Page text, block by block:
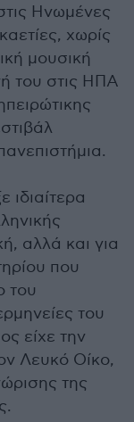
Ηνωμένες
χωρίς
μουσική
του στις ΗΠΑ
αλλά και για
που
του
του
είχε την
Λευκό Οίκο,
της